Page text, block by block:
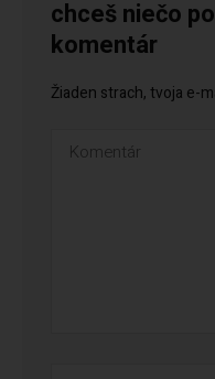
chceš niečo
komentár
Žiaden strach, tvoja e-